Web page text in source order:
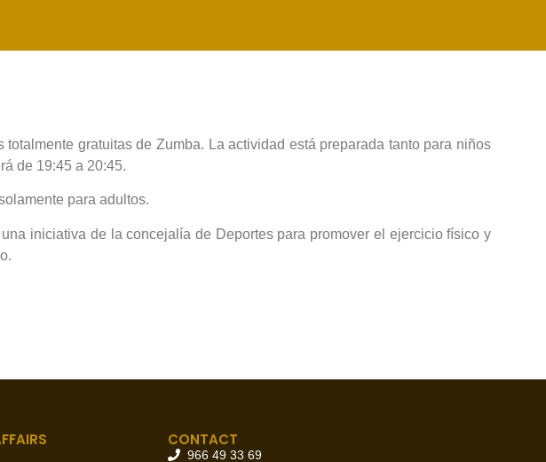
gratuitas de Zumba. La actividad está preparada tanto para niños
de 19:45 a 20:45.
para adultos.
iniciativa de la concejalía de Deportes para promover el ejercicio físico y
CONTACT
966 49 33 69